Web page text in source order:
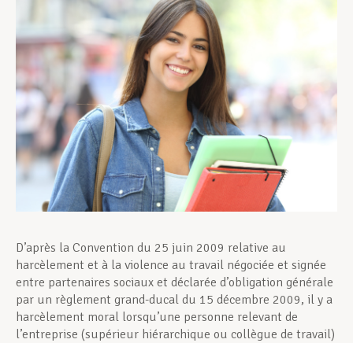
Développement professionnel
Devenir Membre
Actualités
D’après la Convention du 25 juin 2009 relative au
harcèlement et à la violence au travail négociée et signée
entre partenaires sociaux et déclarée d’obligation générale
par un règlement grand-ducal du 15 décembre 2009, il y a
harcèlement moral lorsqu’une personne relevant de
l’entreprise (supérieur hiérarchique ou collègue de travail)